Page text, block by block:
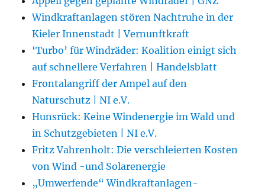
Windkraftanlagen stören Nachtruhe in der
Kieler Innenstadt | Vernunftkraft
‘Turbo’ für Windräder: Koalition einigt sich
auf schnellere Verfahren | Handelsblatt
Frontalangriff der Ampel auf den
Naturschutz | NI e.V.
Hunsrück: Keine Windenergie im Wald und
in Schutzgebieten | NI e.V.
Fritz Vahrenholt: Die verschleierten Kosten
von Wind -und Solarenergie
„Umwerfende“ Windkraftanlagen-